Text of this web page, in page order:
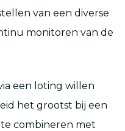
van een diverse
monitoren van de
een loting willen
het grootst bij een
combineren met